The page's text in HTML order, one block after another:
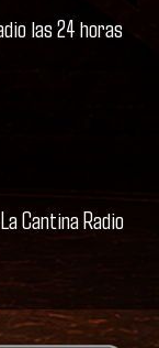
las 24 horas
Cantina Radio